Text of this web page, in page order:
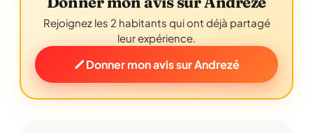
Rejoignez les 2 habitants qui ont déjà partagé
leur expérience.
Donner mon avis sur Andrezé